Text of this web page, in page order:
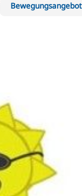
Bewegungsangebot